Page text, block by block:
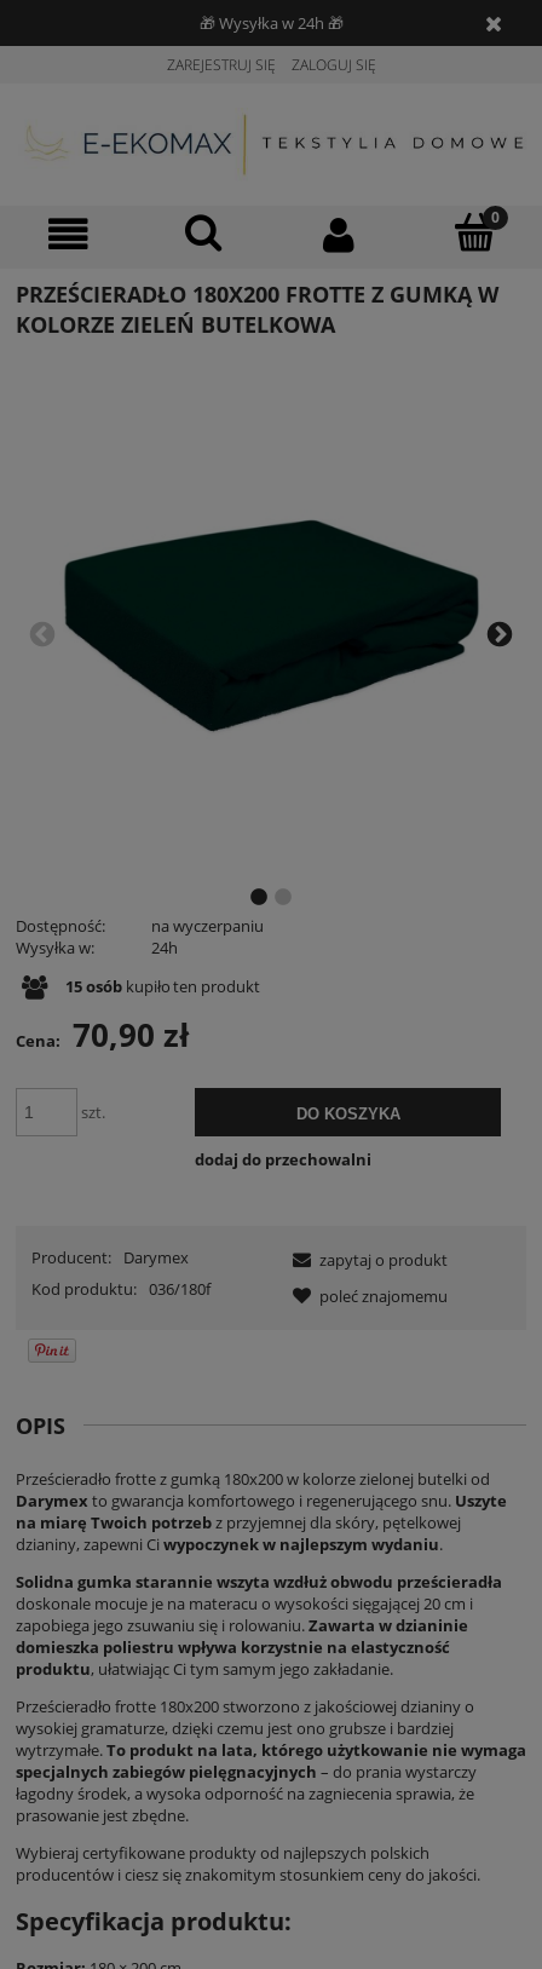
🎁 Wysyłka w 24h 🎁
ZAREJESTRUJ SIĘ ZALOGUJ SIĘ
PRZEŚCIERADŁO 180X200 FROTTE Z GUMKĄ W
KOLORZE ZIELEŃ BUTELKOWA
Dostępność:
na wyczerpaniu
Wysyłka w:
24h
15osób kupiłoten produkt
Cena: 70,90 zł
szt. DO KOSZYKA
dodaj do przechowalni
Producent:
Darymex
Kod produktu: 036/180f
zapytaj o produkt
poleć znajomemu
OPIS
Prześcieradło frotte z gumką 180x200 w kolorze zielonej butelki od
Darymex to gwarancja komfortowego i regenerującego snu. Uszyte
na miarę Twoich potrzeb z przyjemnej dla skóry, pętelkowej
dzianiny, zapewni Ci wypoczynek w najlepszym wydaniu.
Solidna gumka starannie wszyta wzdłuż obwodu prześcieradła
doskonale mocuje je na materacu o wysokości sięgającej 20 cm i
zapobiega jego zsuwaniu się i rolowaniu. Zawarta w dzianinie
domieszka poliestru wpływa korzystnie na elastyczność
produktu, ułatwiając Ci tym samym jego zakładanie.
Prześcieradło frotte 180x200 stworzono z jakościowej dzianiny o
wysokiej gramaturze, dzięki czemu jest ono grubsze i bardziej
wytrzymałe. To produkt na lata, którego użytkowanie nie wymaga
specjalnych zabiegów pielęgnacyjnych – do prania wystarczy
łagodny środek, a wysoka odporność na zagniecenia sprawia, że
prasowanie jest zbędne.
Wybieraj certyfikowane produkty od najlepszych polskich
producentów i ciesz się znakomitym stosunkiem ceny do jakości.
Specyfikacja produktu: